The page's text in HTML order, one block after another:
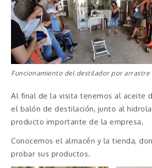
Funcionamiento del destilador por arrastre
Al final de la visita tenemos al aceite
el balón de destilación, junto al
producto importante de la empresa.
Conocemos el almacén y la tienda,
probar sus productos.